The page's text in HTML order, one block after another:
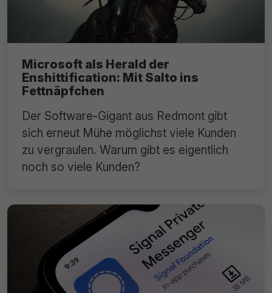
Microsoft als Herald der
Enshittification: Mit Salto ins
Fettnäpfchen
Der Software-Gigant aus Redmont gibt
sich erneut Mühe möglichst viele Kunden
zu vergraulen. Warum gibt es eigentlich
noch so viele Kunden?